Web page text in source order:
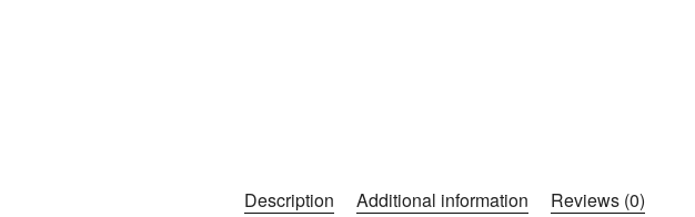
Description Additional information Reviews (0)